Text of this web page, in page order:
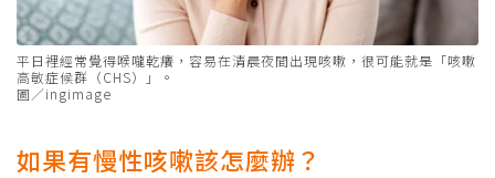
平日裡經常覺得喉嚨乾癢，容易在清晨夜間出現咳嗽，很可能就是「咳嗽
高敏症候群（CHS）」。
圖／ingimage
如果有慢性咳嗽該怎麼辦？